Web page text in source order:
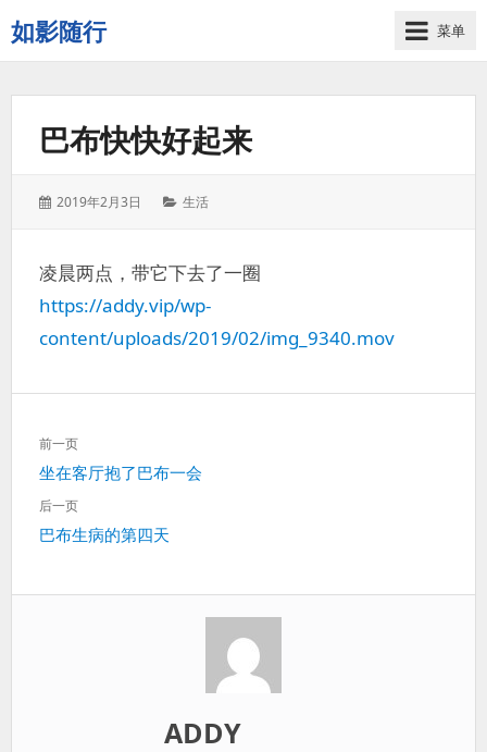
如影随行
如
果
是
菜单
巴布快快好起来
发
2019年2月3日
分
生活
凌晨两点，带它下去了一圈
https://addy.vip/wp-
content/uploads/2019/02/img_9340.mov
文
章
导
航
前一页
上
一
坐在客厅抱了巴布一会
后一页
下
巴布生病的第四天
ADDY